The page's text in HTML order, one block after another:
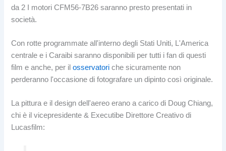
da 2 I motori CFM56-7B26 saranno presto presentati in
società.
Con rotte programmate all'interno degli Stati Uniti, L'America
centrale e i Caraibi saranno disponibili per tutti i fan di questi
film e anche, per ilosservatori che sicuramente non
perderanno l'occasione di fotografare un dipinto così originale.
La pittura e il design dell'aereo erano a carico di Doug Chiang,
chi è il vicepresidente & Executibe Direttore Creativo di
Lucasfilm: